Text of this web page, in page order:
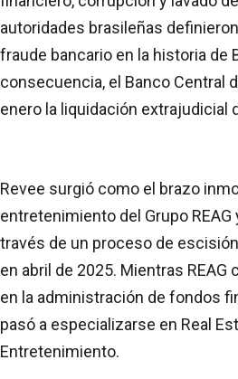
autoridades brasileñas
fraude bancario en la historia de
consecuencia, el Banco Central
enero la liquidación extrajudicial
Revee surgió como el brazo
entretenimiento del Grupo
través de un proceso de
en abril de 2025. Mientras REAG
en la administración de fondos
pasó a especializarse en Real
Entretenimiento.